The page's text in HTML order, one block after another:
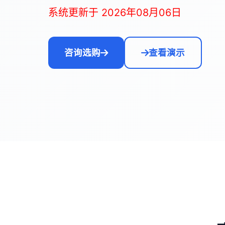
系统更新于 2026年08月06日
咨询选购 查看演示